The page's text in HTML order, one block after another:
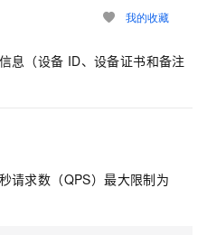
我的收藏
息（设备 ID、设备证书和备注
请求数（QPS）最大限制为